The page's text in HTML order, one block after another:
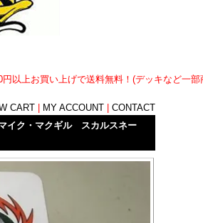
以上お買い上げで送料無料！(デッキなど一部
CART
MY ACCOUNT CONTACT
イク・マクギル スカルスネー